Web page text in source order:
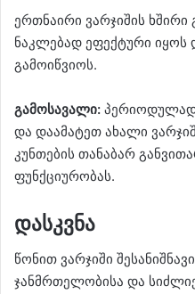
ერთნაირი ვარჯიშის ხშირი
ნაკლებად ეფექტური
გამოიწვიოს.
გამოსავალი: პერიოდულად
და დაამატეთ ახალი
კუნთების თანაბარ
ფუნქციურობას.
დასკვნა
წონით ვარჯიში
ჯანმრთელობისა და